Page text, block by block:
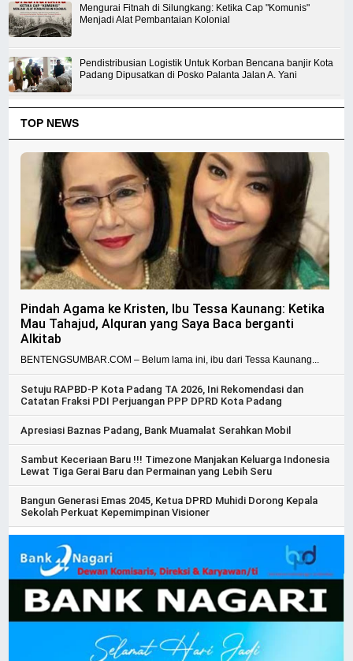
Mengurai Fitnah di Silungkang: Ketika Cap "Komunis"
Menjadi Alat Pembantaian Kolonial
Pendistribusian Logistik Untuk Korban Bencana banjir Kota
Padang Dipusatkan di Posko Palanta Jalan A. Yani
TOP NEWS
Pindah Agama ke Kristen, Ibu Tessa Kaunang: Ketika
Mau Tahajud, Alquran yang Saya Baca berganti
Alkitab
BENTENGSUMBAR.COM – Belum lama ini, ibu dari Tessa Kaunang...
Setuju RAPBD-P Kota Padang TA 2026, Ini Rekomendasi dan
Catatan Fraksi PDI Perjuangan PPP DPRD Kota Padang
Apresiasi Baznas Padang, Bank Muamalat Serahkan Mobil
Sambut Keceriaan Baru !!! Timezone Manjakan Keluarga Indonesia
Lewat Tiga Gerai Baru dan Permainan yang Lebih Seru
Bangun Generasi Emas 2045, Ketua DPRD Muhidi Dorong Kepala
Sekolah Perkuat Kepemimpinan Visioner